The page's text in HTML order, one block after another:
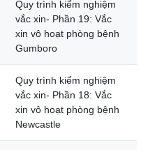
Quy trình kiểm nghiệm
vắc xin- Phần 19: Vắc
xin vô hoạt phòng bệnh
Gumboro
Quy trình kiểm nghiệm
vắc xin- Phần 18: Vắc
xin vô hoạt phòng bệnh
Newcastle